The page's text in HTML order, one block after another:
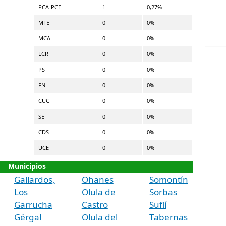
PCA-PCE 1 0,27%
MFE 0 0%
MCA 0 0%
LCR 0 0%
PS 0 0%
FN 0 0%
CUC 0 0%
SE 0 0%
CDS 0 0%
UCE 0 0%
Municipios
Gallardos,
Los
Garrucha
Gérgal
Ohanes
Olula de
Castro
Olula del
Somontín
Sorbas
Suflí
Tabernas